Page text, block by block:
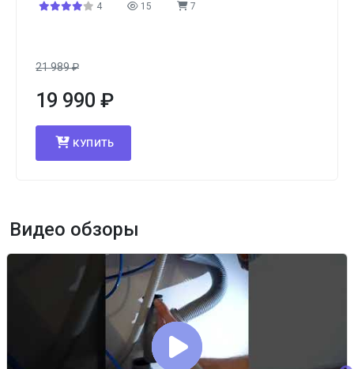
4 15 7
21 989₽
19 990 ₽
КУПИТЬ
Видео обзоры